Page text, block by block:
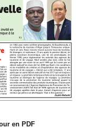
en PDF